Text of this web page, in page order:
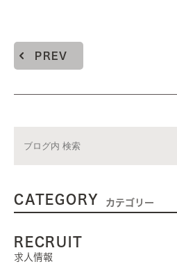
PREV
CATEGORY カテゴリー
RECRUIT
求人情報